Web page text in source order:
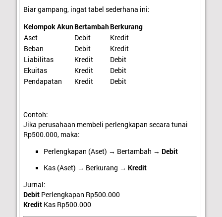
Biar gampang, ingat tabel sederhana ini:
Kelompok AkunBertambahBerkurang
Aset
Debit
Kredit
Beban
Debit
Kredit
Liabilitas
Kredit
Debit
Ekuitas
Kredit
Debit
Pendapatan
Kredit Debit
Contoh:
Jika perusahaan membeli perlengkapan secara tunai
Rp500.000, maka:
Perlengkapan (Aset) → Bertambah → Debit
Kas (Aset) → Berkurang → Kredit
Jurnal:
Debit Perlengkapan Rp500.000
Kredit Kas Rp500.000